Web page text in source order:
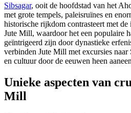
Sibsagar, ooit de hoofdstad van het
met grote tempels, paleisruïnes en
historische rijkdom contrasteert met
Jute Mill, waardoor het een populaire
geïntrigeerd zijn door dynastieke
verbinden Jute Mill met excursies naar
en cultuur door de eeuwen heen
Unieke aspecten van
Mill